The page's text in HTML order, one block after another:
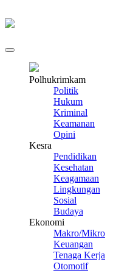
Polhukrimkam
Politik
Hukum
Kriminal
Keamanan
Opini
Kesra
Pendidikan
Kesehatan
Keagamaan
Lingkungan
Sosial
Budaya
Ekonomi
Makro/Mikro
Keuangan
Tenaga Kerja
Otomotif